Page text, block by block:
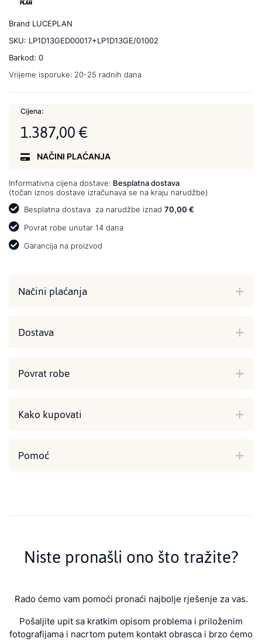
Brand LUCEPLAN
SKU: LP1D13GED00017+LP1D13GE/01002
Barkod: 0
Vrijeme isporuke: 20-25 radnih dana
Cijena:
1.387,00 €
NAČINI PLAĆANJA
Informativna cijena dostave: Besplatna dostava
(točan iznos dostave izračunava se na kraju narudžbe)
Besplatna dostava za narudžbe iznad 70,00 €
Povrat robe unutar 14 dana
Garancija na proizvod
Načini plaćanja
Dostava
Povrat robe
Kako kupovati
Pomoć
Niste pronašli ono što tražite?
Rado ćemo vam pomoći pronaći najbolje rješenje za vas.
Pošaljite upit sa kratkim opisom problema i priloženim
fotografijama i nacrtom putem kontakt obrasca i brzo ćemo